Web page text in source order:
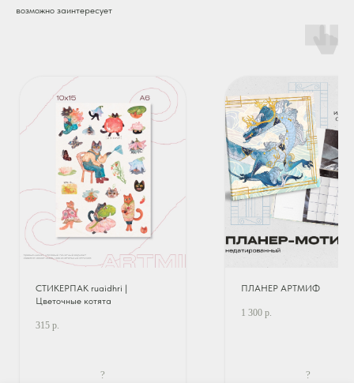
возможно заинтересует
СТИКЕРПАК ruaidhri |
Цветочные котята
315 р.
?
ПЛАНЕР АРТМИФ
1 300 р.
?